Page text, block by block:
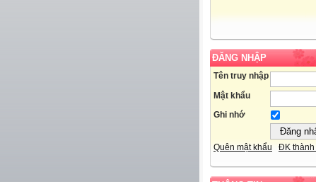
ĐĂNG NHẬP
Tên truy nhập
Mật khẩu
Ghi nhớ
Quên mật khẩu ĐK thành